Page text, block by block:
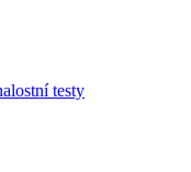
testy